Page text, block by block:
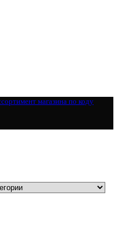
магазина по коду